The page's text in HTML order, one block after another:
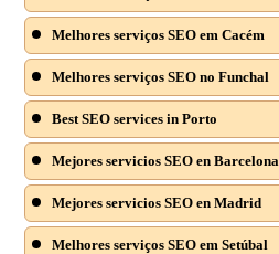
Melhores serviços SEO em Cacém
Melhores serviços SEO no Funchal
Best SEO services in Porto
Mejores servicios SEO en Barcelona
Mejores servicios SEO en Madrid
Melhores serviços SEO em Setúbal